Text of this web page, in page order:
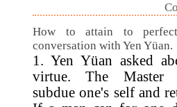
How to attain to
conversation with Yen Yüan.
1. Yen Yüan asked
virtue. The Master
subdue one's self and